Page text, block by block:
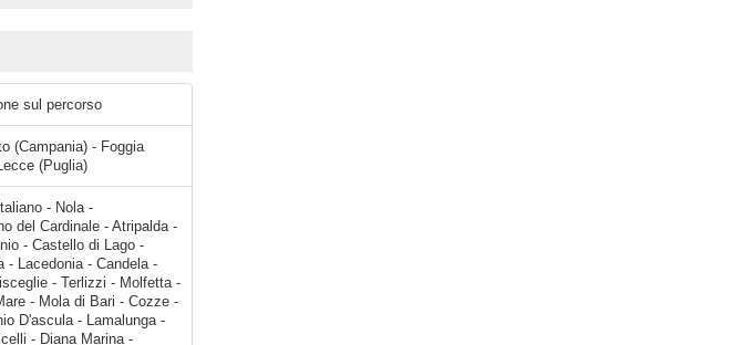
sul percorso
(Campania) - Foggia
(Puglia)
di Puglia - Andria - Trani - Corato - Bisceglie - Terlizzi - Molfetta - Giovinaz